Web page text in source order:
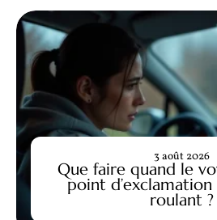
Que faire quand le
point d’exclamation
roulant ?
3 août 2026